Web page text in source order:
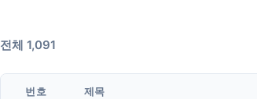
전체 1,091
번호 제목